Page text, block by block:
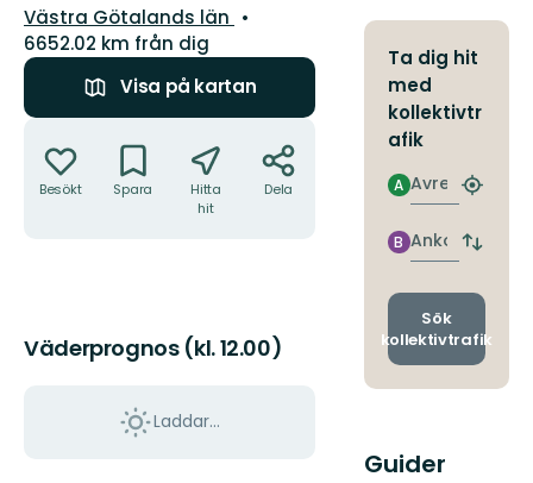
Län:
Västra Götalands län
6652.02 km från dig
Visa på kartan
Besökt Spara
Hitta
hit
Dela
Väderprognos (kl. 12.00)
Laddar...
Ta dig hit
med
kollektivtr
afik
Avresa
A
Hitta
Ankomst
B
Byt
och
Sök
kollektivtrafik
Guider